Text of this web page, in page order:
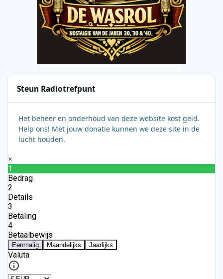
Steun Radiotrefpunt
Het beheer en onderhoud van deze website kost geld.
Help ons! Met jouw donatie kunnen we deze site in de
lucht houden.